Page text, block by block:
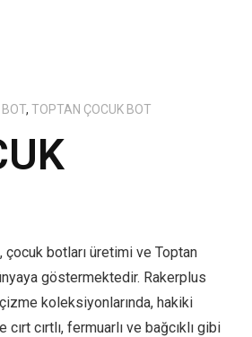
,TOPTAN ÇOCUK BOT
çocuk botları üretimi ve Toptan
göstermektedir. Rakerplus
koleksiyonlarında, hakiki
cırtlı, fermuarlı ve bağcıklı gibi